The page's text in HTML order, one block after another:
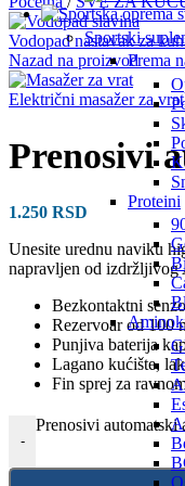
Sportski
Prema
Proteini
Vodopad nastavak za
Nazad na proizvod
Električni masažer za
Prenosivi
1.250 RSD
Unesite urednu naviku
napravljen od izdržljivog
Bezkontaktni
Rezervoar od 100
Punjiva baterija
Lagano kućište,
Fin sprej za
-
Prenosivi